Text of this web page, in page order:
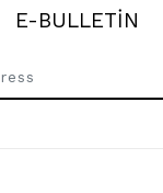
E-BULLETİN